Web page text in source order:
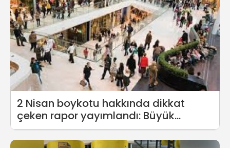
2 Nisan boykotu hakkında dikkat
çeken rapor yayımlandı: Büyük
işletmelerin satışlarında yüzde 56
düşüş